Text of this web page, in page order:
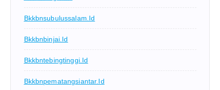
Bkkbnsubulussalam.id
Bkkbnbinjai.id
Bkkbntebingtinggi.id
Bkkbnpematangsiantar.id